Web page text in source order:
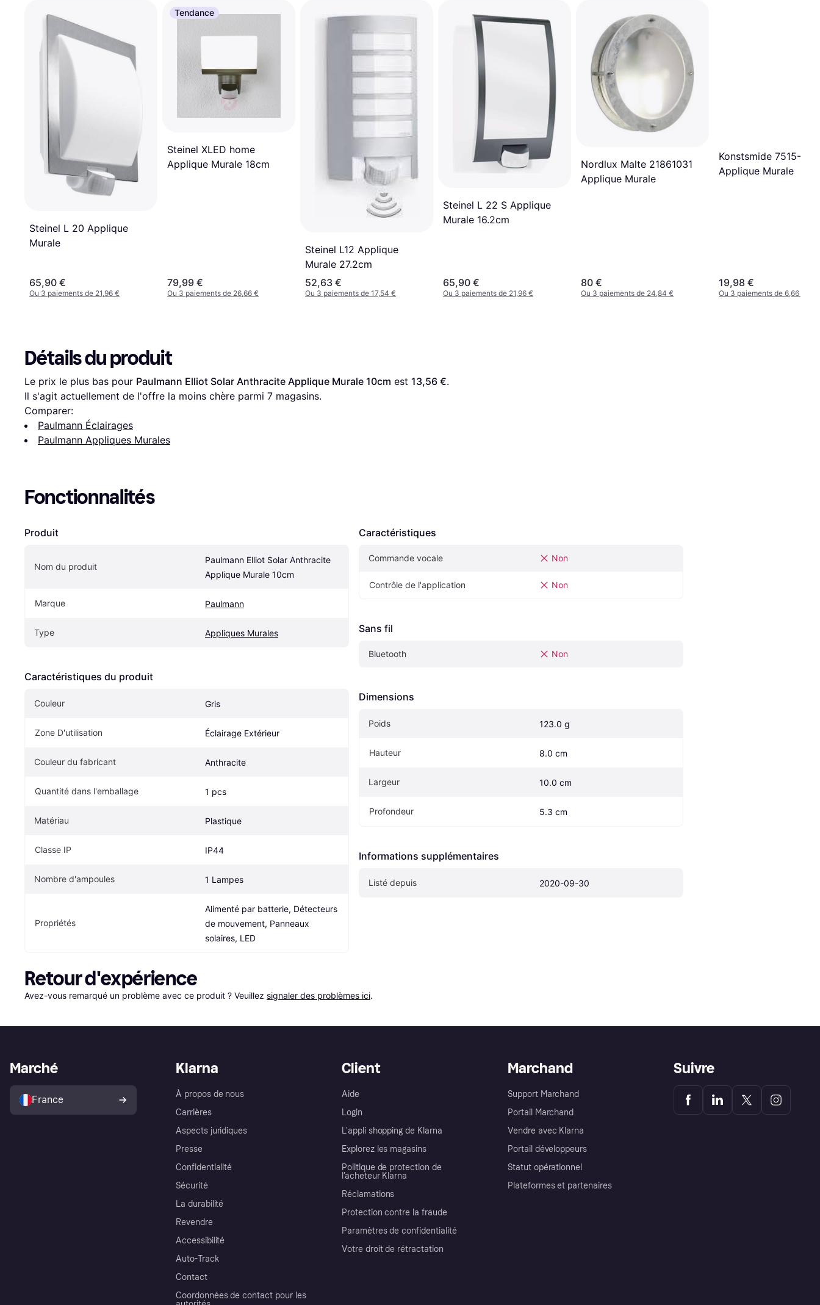
Steinel L 20 Applique
Murale
65,90 €
Ou 3 paiements de 21,96 €
Tendance
Steinel XLED home
Applique Murale 18cm
79,99 €
Ou 3 paiements de 26,66 €
Steinel L12 Applique
Murale 27.2cm
52,63 €
Ou 3 paiements de 17,54 €
Steinel L 22 S Applique
Murale 16.2cm
65,90 €
Ou 3 paiements de 21,96 €
Nordlux Malte 21861031
Applique Murale
80 €
Ou 3 paiements de 24,84 €
Konstsmide 7515-320
Applique Murale
19,98 €
Ou 3 paiements de 6,66 €
Détails du produit
Le prix le plus bas pour Paulmann Elliot Solar Anthracite Applique Murale 10cm est 13,56 €.
Il s'agit actuellement de l'offre la moins chère parmi 7 magasins.
Comparer:
Paulmann Éclairages
Paulmann Appliques Murales
Fonctionnalités
Produit
Nom du produit
Paulmann Elliot Solar Anthracite
Applique Murale 10cm
Marque Paulmann
Type Appliques Murales
Caractéristiques du produit
Couleur Gris
Zone D'utilisation Éclairage Extérieur
Couleur du fabricant Anthracite
Quantité dans l'emballage 1 pcs
Matériau Plastique
Classe IP IP44
Nombre d'ampoules 1 Lampes
Propriétés
Alimenté par batterie, Détecteurs
de mouvement, Panneaux
solaires, LED
Caractéristiques
Commande vocale Non
Contrôle de l'application Non
Sans fil
Bluetooth Non
Dimensions
Poids 123.0 g
Hauteur 8.0 cm
Largeur 10.0 cm
Profondeur 5.3 cm
Informations supplémentaires
Listé depuis 2020-09-30
Retour d'expérience
Avez-vous remarqué un problème avec ce produit ? Veuillez signaler des problèmes ici.
Klarna
À propos de nous
Carrières
Aspects juridiques
Presse
Confidentialité
Sécurité
La durabilité
Revendre
Accessibilité
Auto-Track
Contact
Coordonnées de contact pour les
Client
Aide
Login
L'appli shopping de Klarna
Explorez les magasins
Politique de protection de
l’acheteur Klarna
Réclamations
Protection contre la fraude
Paramètres de confidentialité
Votre droit de rétractation
Marchand
Support Marchand
Portail Marchand
Vendre avec Klarna
Portail développeurs
Statut opérationnel
Plateformes et partenaires
Marché
France
Suivre